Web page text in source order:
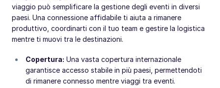
viaggio può semplificare la gestione degli eventi in diversi
paesi. Una connessione affidabile ti aiuta a rimanere
produttivo, coordinarti con il tuo team e gestire la logistica
mentre ti muovi tra le destinazioni.
Copertura: Una vasta copertura internazionale
garantisce accesso stabile in più paesi, permettendoti
di rimanere connesso mentre viaggi tra eventi.